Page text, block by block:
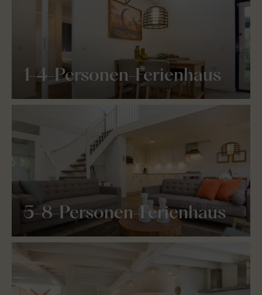
1-4-Personen-Ferienhaus
5-8-Personen-Ferienhaus